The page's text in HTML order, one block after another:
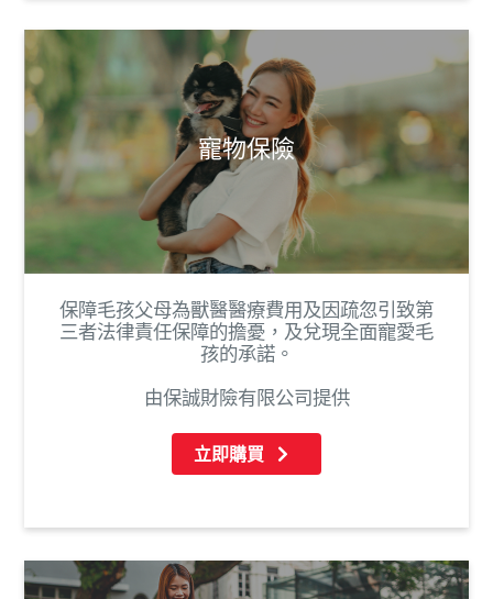
寵物保險
保障毛孩父母為獸醫醫療費用及因疏忽引致第
三者法律責任保障的擔憂，及兌現全面寵愛毛
孩的承諾。
由保誠財險有限公司提供
立即購買